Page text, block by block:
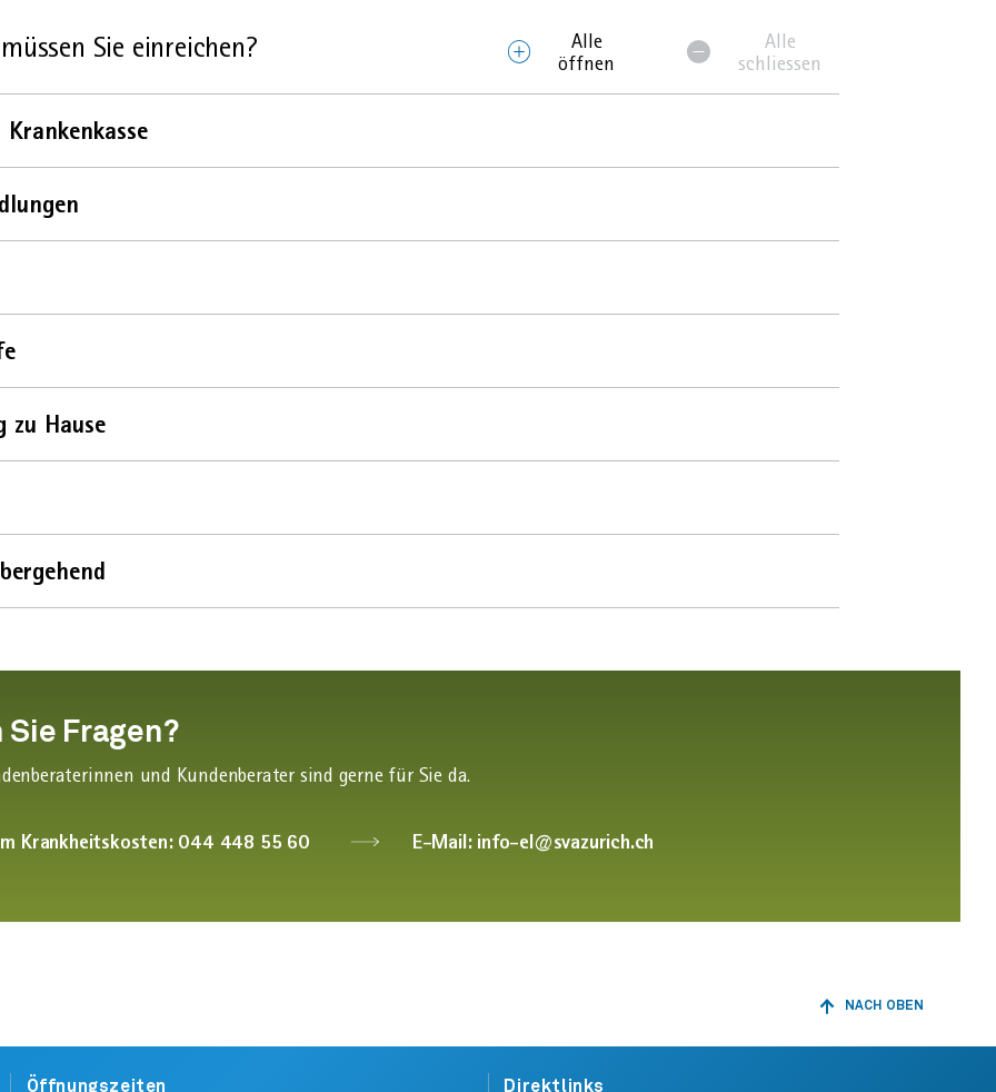
Sie einreichen?
Alle
öffnen
Alle
schliessen
zu Hause
Sie Fragen?
und Kundenberater sind gerne für Sie da.
Krankheitskosten: 044 448 55 60 E-Mail: info-el@svazurich.ch
NACH OBEN
ZURÜCK
ANFANG
Öffnungszeiten Direktlinks